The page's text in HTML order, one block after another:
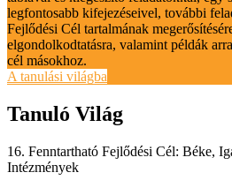
legfontosabb kifejezéseivel, további
Fejlődési Cél tartalmának
elgondolkodtatásra, valamint példák
cél másokhoz.
A tanulási világba
Tanuló Világ
16. Fenntartható Fejlődési Cél: Béke,
Intézmények